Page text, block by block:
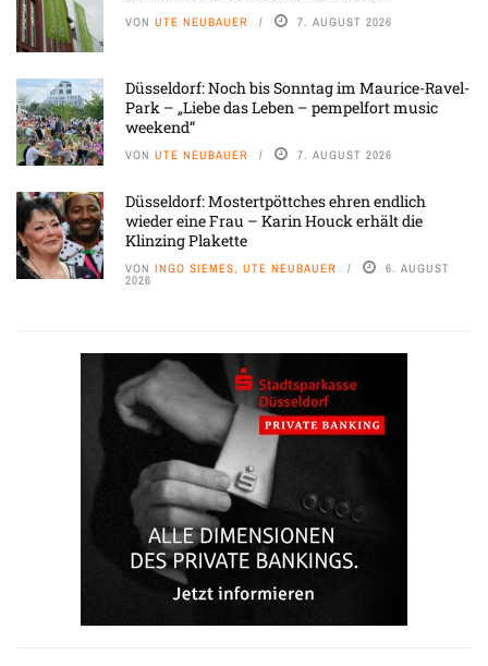
VON UTE NEUBAUER 7. AUGUST 2026
Düsseldorf: Noch bis Sonntag im Maurice-Ravel-
Park – „Liebe das Leben – pempelfort music
weekend“
VON UTE NEUBAUER 7. AUGUST 2026
Düsseldorf: Mostertpöttches ehren endlich
wieder eine Frau – Karin Houck erhält die
Klinzing Plakette
VON INGO SIEMES, UTE NEUBAUER 6. AUGUST
2026